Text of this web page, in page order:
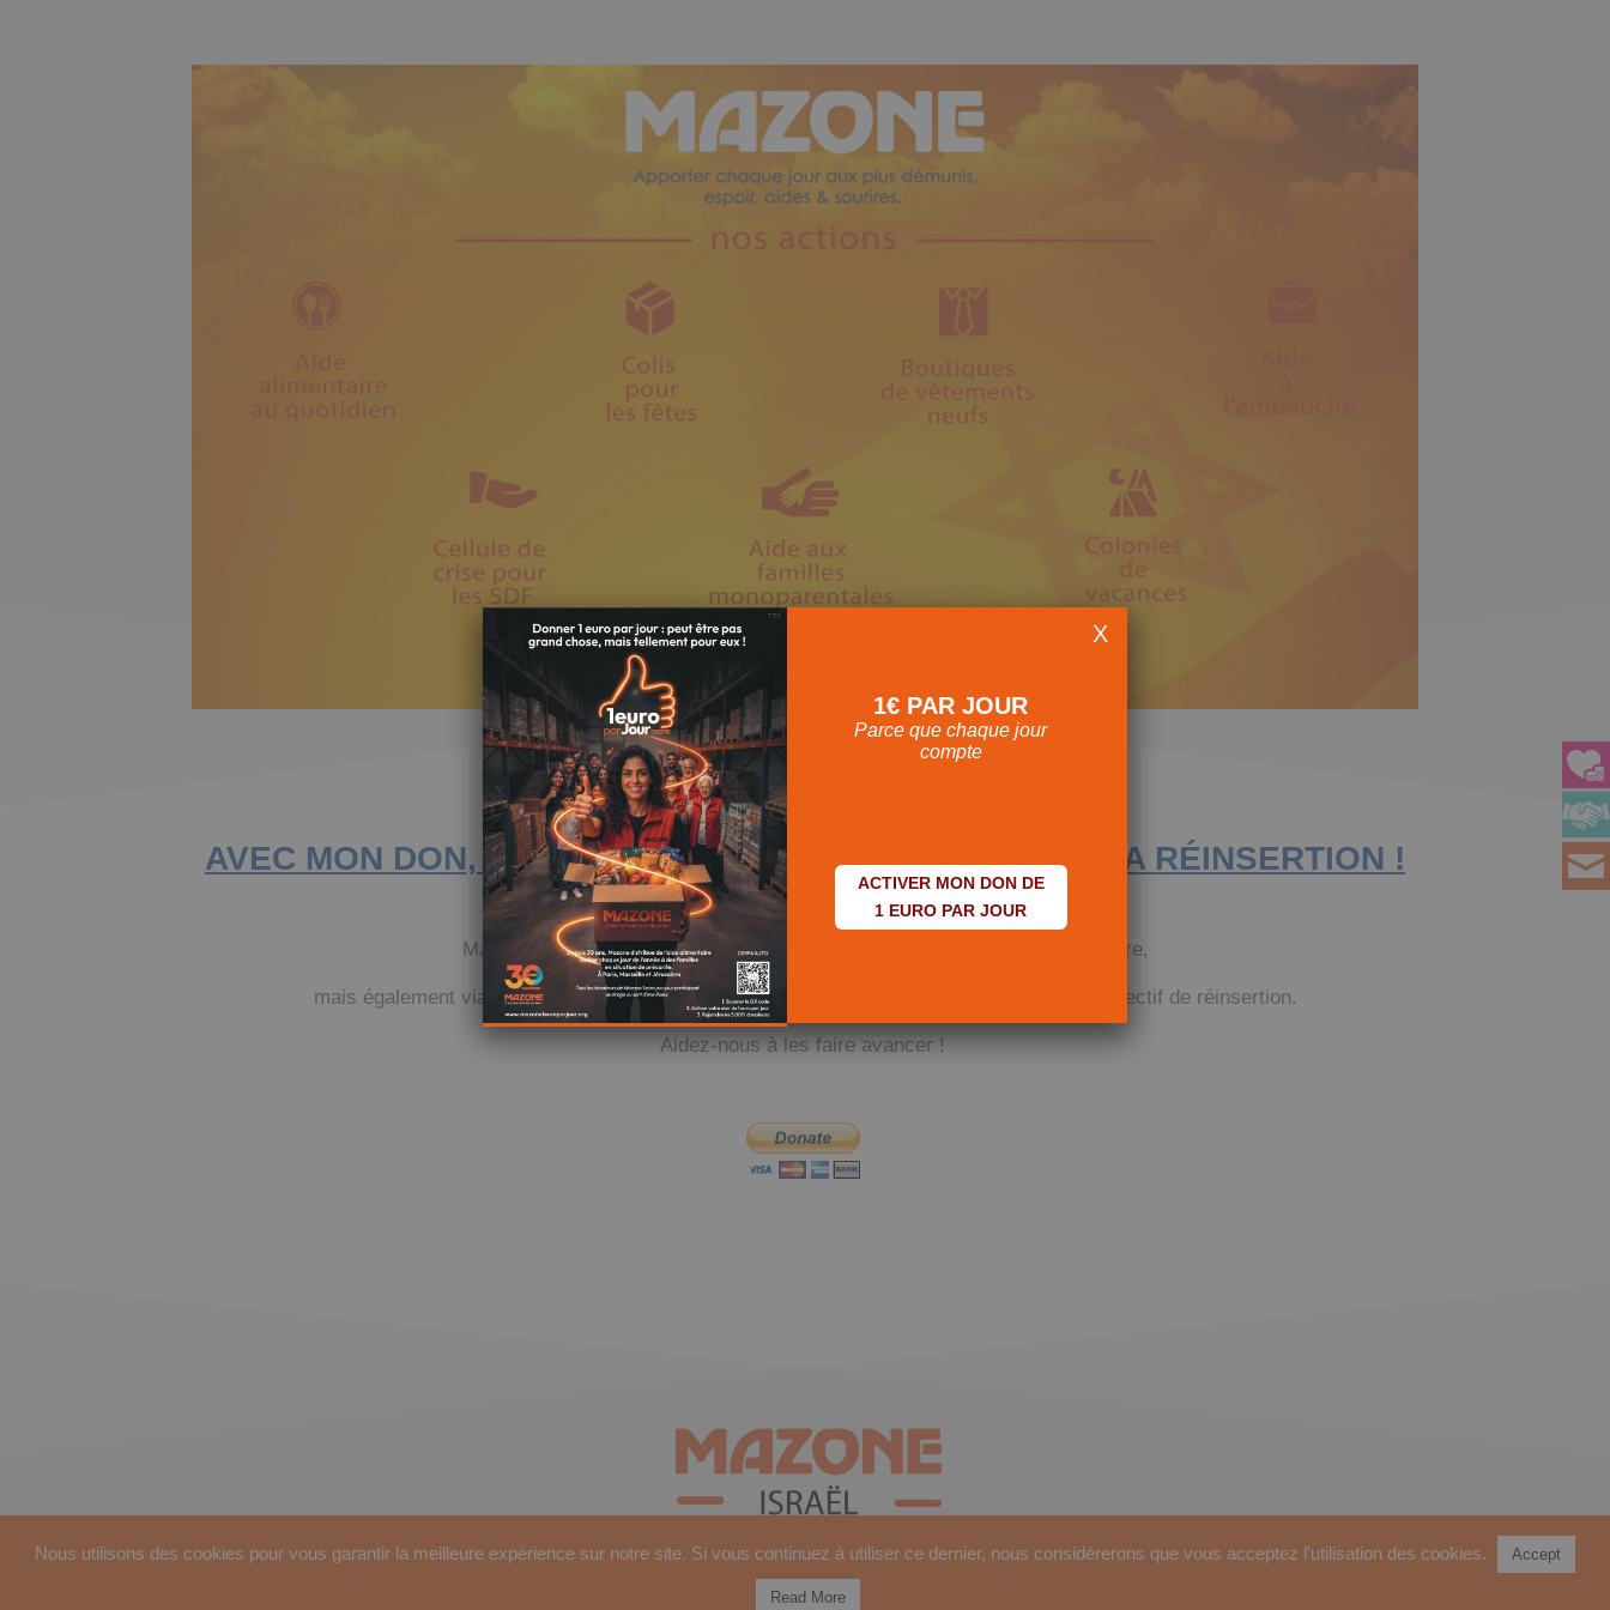
AVEC MON DON, J’ACCOMPAGNE UNE FAMILLE VERS LA RÉINSERTION !
Mazone Israel accompagne les familles en difficulté via de l’aide alimentaire,
mais également via des services complémentaires, de manière personnalisée, dans un objectif de réinsertion.
Aidez-nous à les faire avancer !
Nous utilisons des cookies pour vous garantir la meilleure expérience sur notre site. Si vous continuez à utiliser ce dernier, nous considérerons que vous acceptez l'utilisation des cookies. Accept
Read More
1€ PAR JOUR
Parce que chaque jour
compte
ACTIVER MON DON DE
1 EURO PAR JOUR
X